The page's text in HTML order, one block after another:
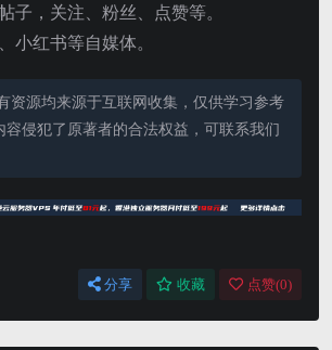
子，关注、粉丝、点赞等。
小红书等自媒体。
资源均来源于互联网收集，仅供学习参考
容侵犯了原著者的合法权益，可联系我们
分享 收藏 点赞(0)